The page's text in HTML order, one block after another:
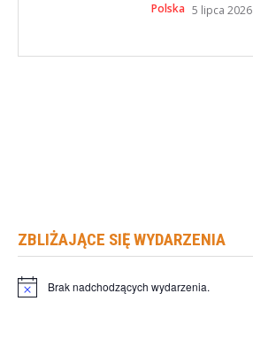
Polska 5 lipca 2026
ZBLIŻAJĄCE SIĘ WYDARZENIA
Powiadomienie
Brak nadchodzących wydarzenia.